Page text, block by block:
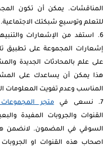
المناقشات. يمكن أن تكون
للتعلم وتوسيع شبكتك الاجتماعية.
استفد من الإشعارات
إشعارات المجموعة على تطبيق
على علم بالمحادثات الجديدة
هذا يمكن أن يساعدك على
المناسب وعدم تفويت المعلومات
نسعى في متجر
القنوات والجروبات المفيدة
السوقي في المضمون. لانضمن
اصحاب هذه القنوات او